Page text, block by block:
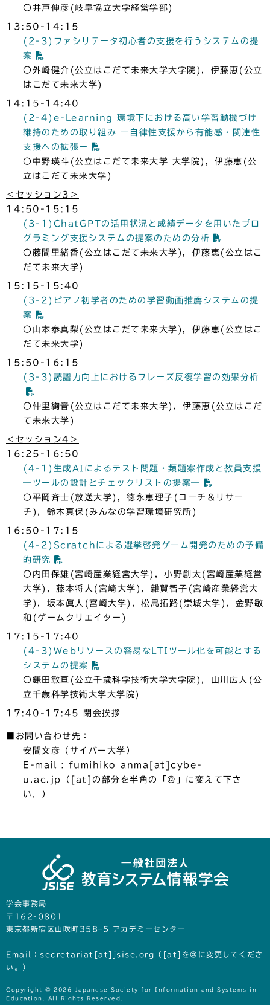
〇井戸伸彦(岐阜協立大学経営学部)
13:50-14:15
(2-3)ファシリテータ初心者の支援を行うシステムの提
案
〇外崎健介(公立はこだて未来大学大学院)，伊藤恵(公立
はこだて未来大学)
14:15-14:40
(2-4)e-Learning 環境下における高い学習動機づけ
維持のための取り組み ー自律性支援から有能感・関連性
支援への拡張ー
〇中野瑛斗(公立はこだて未来大学 大学院)，伊藤恵(公
立はこだて未来大学)
＜セッション3＞
14:50-15:15
(3-1)ChatGPTの活用状況と成績データを用いたプロ
グラミング支援システムの提案のための分析
〇藤間里緒香(公立はこだて未来大学)，伊藤恵(公立はこ
だて未来大学)
15:15-15:40
(3-2)ピアノ初学者のための学習動画推薦システムの提
案
〇山本泰真梨(公立はこだて未来大学)，伊藤恵(公立はこ
だて未来大学)
15:50-16:15
(3-3)読譜力向上におけるフレーズ反復学習の効果分析
〇仲里絢音(公立はこだて未来大学)，伊藤恵(公立はこだ
て未来大学)
＜セッション4＞
16:25-16:50
(4-1)生成AIによるテスト問題・類題案作成と教員支援
―ツールの設計とチェックリストの提案―
〇平岡斉士(放送大学)，徳永恵理子(コーチ＆リサー
チ)，鈴木真保(みんなの学習環境研究所)
16:50-17:15
(4-2)Scratchによる選挙啓発ゲーム開発のための予備
的研究
〇内田保雄(宮崎産業経営大学)，小野創太(宮崎産業経営
大学)，藤本将人(宮崎大学)，雜賀智子(宮崎産業経営大
学)，坂本眞人(宮崎大学)，松島拓路(崇城大学)，金野敏
和(ゲームクリエイター)
17:15-17:40
(4-3)Webリソースの容易なLTIツール化を可能とする
システムの提案
〇鎌田敏亘(公立千歳科学技術大学大学院)，山川広人(公
立千歳科学技術大学大学院)
17:40-17:45 閉会挨拶
■お問い合わせ先：
安間文彦（サイバー大学）
E-mail : fumihiko_anma[at]cybe-
u.ac.jp（[at]の部分を半角の「@」に変えて下さ
い．）
学会事務局
〒162-0801
東京都新宿区山吹町358‒5 アカデミーセンター
Email：secretariat[at]jsise.org（[at]を@に変更してくださ
い。）
Copyright © 2026 Japanese Society for Information and Systems in
Education. All Rights Reserved.